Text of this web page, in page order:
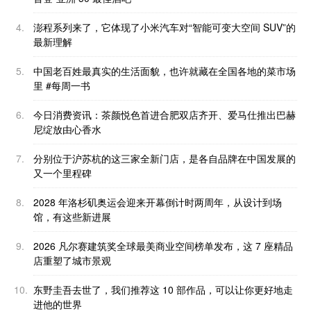
4.
澎程系列来了，它体现了小米汽车对“智能可变大空间 SUV”的
最新理解
5.
中国老百姓最真实的生活面貌，也许就藏在全国各地的菜市场
里 #每周一书
6.
今日消费资讯：茶颜悦色首进合肥双店齐开、爱马仕推出巴赫
尼绽放由心香水
7.
分别位于沪苏杭的这三家全新门店，是各自品牌在中国发展的
又一个里程碑
8.
2028 年洛杉矶奥运会迎来开幕倒计时两周年，从设计到场
馆，有这些新进展
9.
2026 凡尔赛建筑奖全球最美商业空间榜单发布，这 7 座精品
店重塑了城市景观
10. 东野圭吾去世了，我们推荐这 10 部作品，可以让你更好地走
进他的世界